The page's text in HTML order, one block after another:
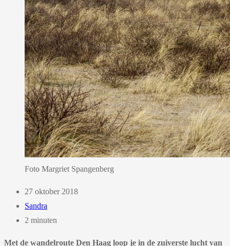
Foto Margriet Spangenberg
27 oktober 2018
Sandra
2 minuten
Met de wandelroute Den Haag loop je in de zuiverste lucht van